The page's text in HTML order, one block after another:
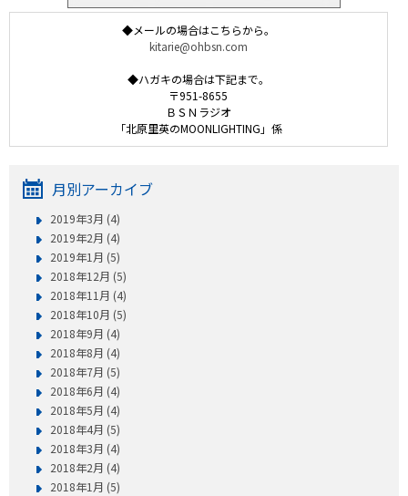
◆メールの場合はこちらから。
kitarie@ohbsn.com
◆ハガキの場合は下記まで。
〒951-8655
ＢＳＮラジオ
「北原里英のMOONLIGHTING」係
月別アーカイブ
2019年3月 (4)
2019年2月 (4)
2019年1月 (5)
2018年12月 (5)
2018年11月 (4)
2018年10月 (5)
2018年9月 (4)
2018年8月 (4)
2018年7月 (5)
2018年6月 (4)
2018年5月 (4)
2018年4月 (5)
2018年3月 (4)
2018年2月 (4)
2018年1月 (5)